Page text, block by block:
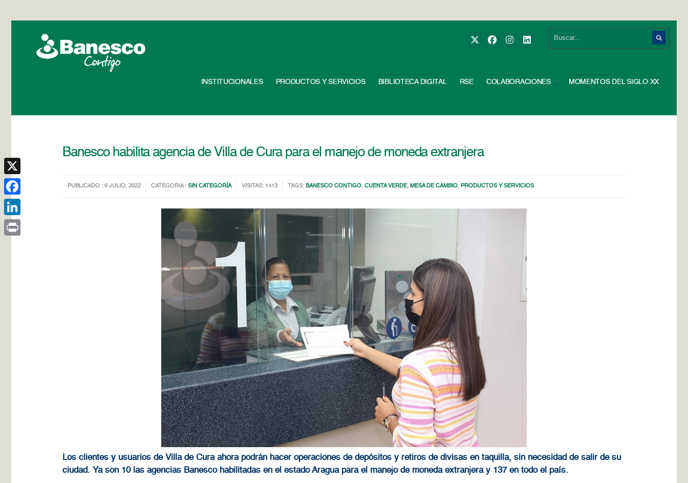
INSTITUCIONALES PRODUCTOS Y SERVICIOS BIBLIOTECA DIGITAL RSE COLABORACIONES MOMENTOS DEL SIGLO XX
Banesco habilita agencia de Villa de Cura para el manejo de moneda extranjera
PUBLICADO : 6 JULIO, 2022 CATEGORIA :SIN CATEGORÍA VISITAS: 1413 TAGS: BANESCO CONTIGO,CUENTA VERDE, MESA DE CAMBIO, PRODUCTOS Y SERVICIOS
Los clientes y usuarios de Villa de Cura ahora podrán hacer operaciones de depósitos y retiros de divisas en taquilla, sin necesidad de salir de su
ciudad. Ya son 10 las agencias Banesco habilitadas en el estado Aragua para el manejo de moneda extranjera y 137 en todo el país.
X
Facebook
LinkedIn